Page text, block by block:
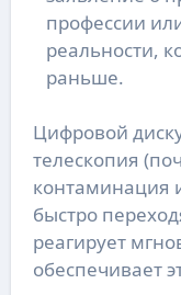
профессии
реальности,
раньше.
Цифровой
телескопия
контаминация
быстро
реагирует
обеспечивает